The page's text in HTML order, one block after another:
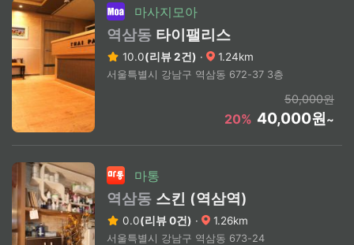
마사지모아
역삼동 타이팰리스
10.0(리뷰 2건) · 1.24km
서울특별시 강남구 역삼동 672-37 3층
50,000원
20% 40,000원~
마통
역삼동 스킨 (역삼역)
0.0(리뷰 0건) · 1.26km
서울특별시 강남구 역삼동 673-24